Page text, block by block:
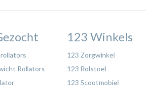
Rollators
123 Winkels
123 Zorgwinkel
123 Rolstoel
123 Scootmobiel